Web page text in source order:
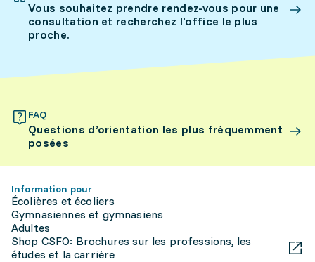
Vous souhaitez prendre rendez-vous pour une
consultation et recherchez l’office le plus
proche.
FAQ
Questions d’orientation les plus fréquemment
posées
Information pour
Écolières et écoliers
Gymnasiennes et gymnasiens
Adultes
Shop CSFO: Brochures sur les professions, les
études et la carrière